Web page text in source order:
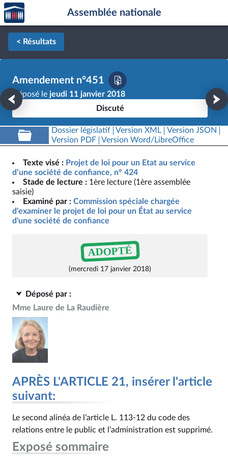
Aller au contenu
Aller en bas de la page
Accèder
à la
page
d'accueil
Assemblée nationale
< Résultats
Amendement n°451
Déposé le jeudi 11 janvier 2018
Discuté
Dossier législatif Version XML
Version JSON
Version PDF
Version Word/LibreOffice
Texte visé : Projet de loi pour un Etat au service
d’une société de confiance, n° 424
Stade de lecture : 1ère lecture (1ère assemblée
saisie)
Examiné par : Commission spéciale chargée
d'examiner le projet de loi pour un État au service
d'une société de confiance
ADOPTÉ
(mercredi 17 janvier 2018)
Déposé par :
Mme Laure de La Raudière
APRÈS L'ARTICLE 21, insérer l'article
suivant:
Le second alinéa de l’article L. 113‑12 du code des
relations entre le public et l’administration est supprimé.
Exposé sommaire